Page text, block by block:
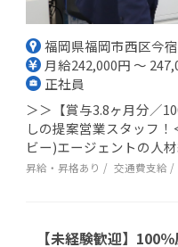
福岡県福岡市西区今
月給242,000円 ～
正社員
＞＞【賞与3.8ヶ月分／
しの提案営業スタッフ
ビー)エージェントの人
昇給・昇格あり 交通費支給
【未経験歓迎】100